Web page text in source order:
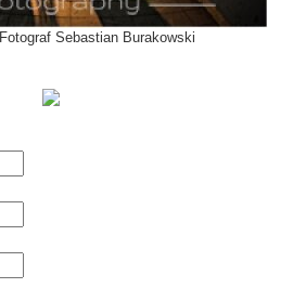
Fotograf Sebastian Burakowski